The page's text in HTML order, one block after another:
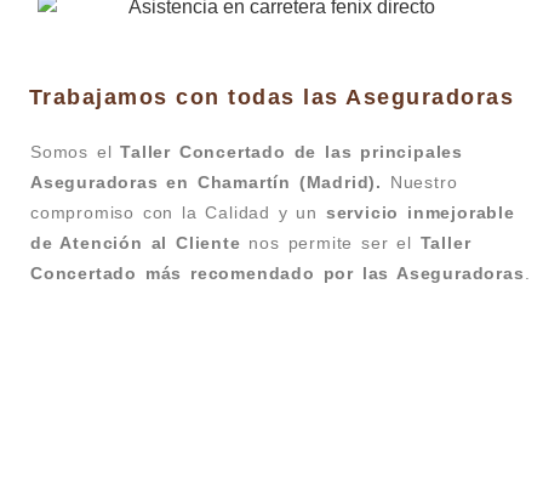
Trabajamos con todas las Aseguradoras
Somos elTaller Concertado de las principales
Aseguradoras en Chamartín (Madrid). Nuestro
compromiso con la Calidad y un servicio inmejorable
de Atención al Cliente nos permite ser el Taller
Concertado más recomendado por las Aseguradoras